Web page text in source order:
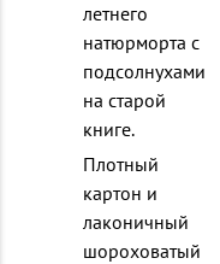
летнего
натюрморта с
подсолнухами
на старой
книге.
Плотный
картон и
лаконичный
шороховатый